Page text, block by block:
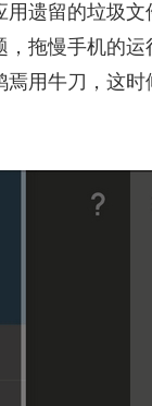
遗留的垃圾
拖慢手机的
用牛刀，这